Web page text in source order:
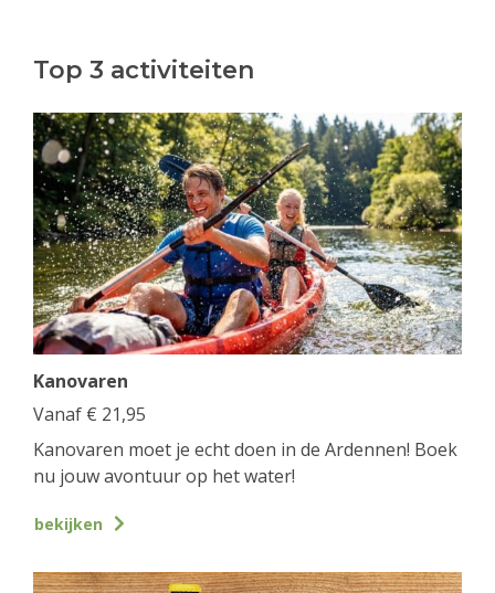
Top 3 activiteiten
Kanovaren
Vanaf € 21,95
Kanovaren moet je echt doen in de Ardennen! Boek
nu jouw avontuur op het water!
bekijken